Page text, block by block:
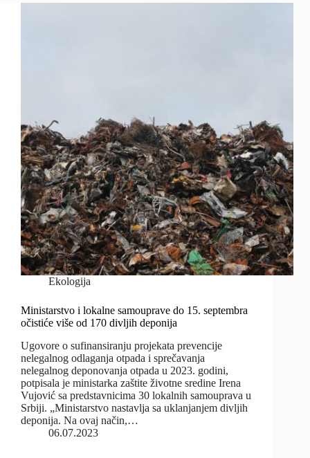
Ekologija
Ministarstvo i lokalne samouprave do 15. septembra
očistiće više od 170 divljih deponija
Ugovore o sufinansiranju projekata prevencije
nelegalnog odlaganja otpada i sprečavanja
nelegalnog deponovanja otpada u 2023. godini,
potpisala je ministarka zaštite životne sredine Irena
Vujović sa predstavnicima 30 lokalnih samouprava u
Srbiji. „Ministarstvo nastavlja sa uklanjanjem divljih
deponija. Na ovaj način,…
06.07.2023